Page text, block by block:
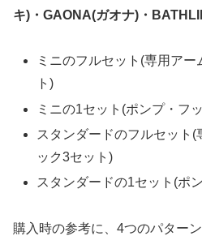
キ)・GAONA(ガオナ)・
ミニのフルセット(専用ア
ト)
ミニの1セット(ポンプ・フ
スタンダードのフルセット(
ック3セット)
スタンダードの1セット(ポ
購入時の参考に、4つのパター